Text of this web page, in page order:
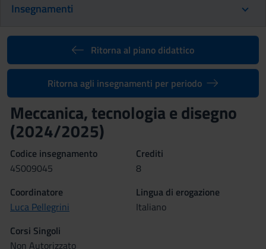
Insegnamenti
Ritorna al piano didattico
Ritorna agli insegnamenti per periodo
Meccanica, tecnologia e disegno
(2024/2025)
Codice insegnamento
4S009045
Crediti
8
Coordinatore
Luca Pellegrini
Lingua di erogazione
Italiano
Corsi Singoli
Non Autorizzato